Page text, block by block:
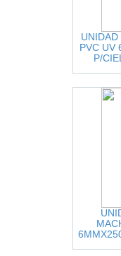
UNIDAD
PVC UV
P/